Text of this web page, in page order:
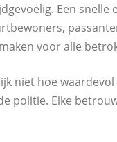
Een
voor alle
niet hoe
politie. Elke